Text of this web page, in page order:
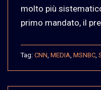
molto più
primo mandato, il
Tag: CNN MEDIA MSNBC